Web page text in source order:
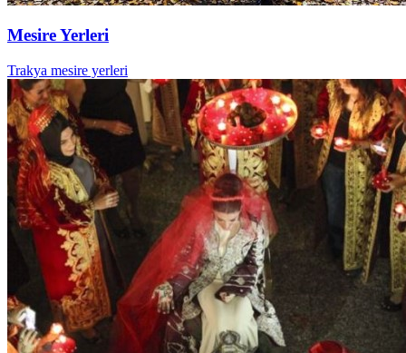
Mesire Yerleri
Trakya mesire yerleri